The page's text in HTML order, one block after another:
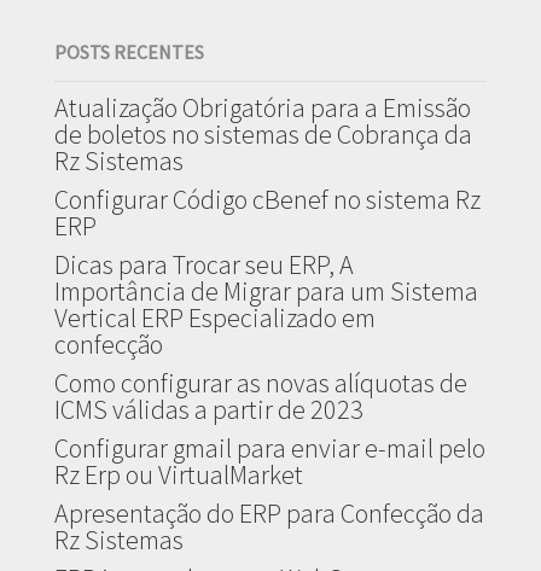
POSTS RECENTES
Atualização Obrigatória para a Emissão
de boletos no sistemas de Cobrança da
Rz Sistemas
Configurar Código cBenef no sistema Rz
ERP
Dicas para Trocar seu ERP, A
Importância de Migrar para um Sistema
Vertical ERP Especializado em
confecção
Como configurar as novas alíquotas de
ICMS válidas a partir de 2023
Configurar gmail para enviar e-mail pelo
Rz Erp ou VirtualMarket
Apresentação do ERP para Confecção da
Rz Sistemas